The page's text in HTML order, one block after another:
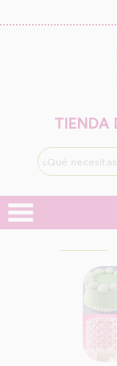
TIENDA
INFORMACION
PROTECCIÓN
Legitimación:
Destinatarios: